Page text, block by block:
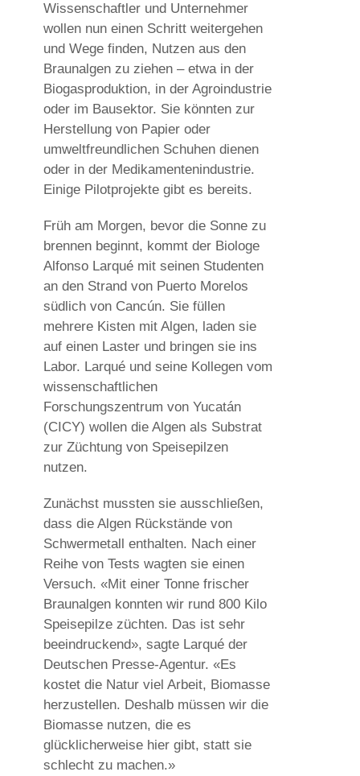
Wissenschaftler und Unternehmer
wollen nun einen Schritt weitergehen
und Wege finden, Nutzen aus den
Braunalgen zu ziehen – etwa in der
Biogasproduktion, in der Agroindustrie
oder im Bausektor. Sie könnten zur
Herstellung von Papier oder
umweltfreundlichen Schuhen dienen
oder in der Medikamentenindustrie.
Einige Pilotprojekte gibt es bereits.
Früh am Morgen, bevor die Sonne zu
brennen beginnt, kommt der Biologe
Alfonso Larqué mit seinen Studenten
an den Strand von Puerto Morelos
südlich von Cancún. Sie füllen
mehrere Kisten mit Algen, laden sie
auf einen Laster und bringen sie ins
Labor. Larqué und seine Kollegen vom
wissenschaftlichen
Forschungszentrum von Yucatán
(CICY) wollen die Algen als Substrat
zur Züchtung von Speisepilzen
nutzen.
Zunächst mussten sie ausschließen,
dass die Algen Rückstände von
Schwermetall enthalten. Nach einer
Reihe von Tests wagten sie einen
Versuch. «Mit einer Tonne frischer
Braunalgen konnten wir rund 800 Kilo
Speisepilze züchten. Das ist sehr
beeindruckend», sagte Larqué der
Deutschen Presse-Agentur. «Es
kostet die Natur viel Arbeit, Biomasse
herzustellen. Deshalb müssen wir die
Biomasse nutzen, die es
glücklicherweise hier gibt, statt sie
schlecht zu machen.»